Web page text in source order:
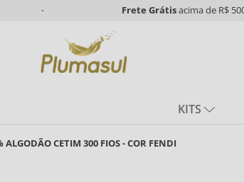
Frete Grátisacima de R$
KITS
CETIM 300 FIOS - COR FENDI